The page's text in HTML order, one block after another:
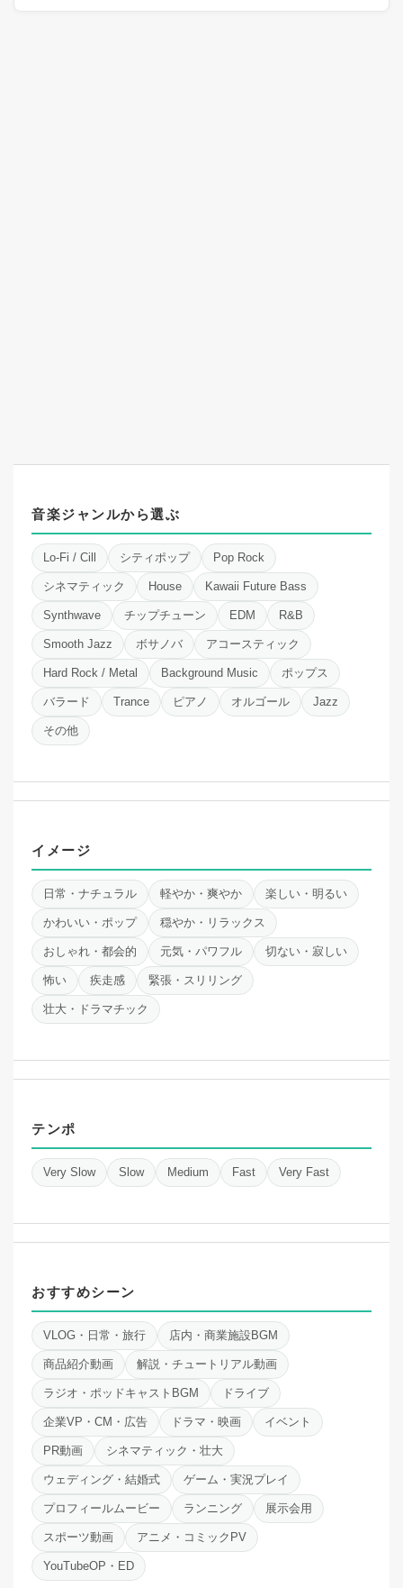
音楽ジャンルから選ぶ
Lo-Fi / Cill シティポップ Pop Rock
シネマティック House Kawaii Future Bass
Synthwave チップチューン EDM R&B
Smooth Jazz ボサノバ アコースティック
Hard Rock / Metal Background Music ポップス
バラード Trance ピアノ オルゴール Jazz
その他
イメージ
日常・ナチュラル 軽やか・爽やか 楽しい・明るい
かわいい・ポップ 穏やか・リラックス
おしゃれ・都会的 元気・パワフル 切ない・寂しい
怖い 疾走感 緊張・スリリング
壮大・ドラマチック
テンポ
Very Slow Slow Medium Fast Very Fast
おすすめシーン
VLOG・日常・旅行 店内・商業施設BGM
商品紹介動画 解説・チュートリアル動画
ラジオ・ポッドキャストBGM ドライブ
企業VP・CM・広告 ドラマ・映画 イベント
PR動画 シネマティック・壮大
ウェディング・結婚式 ゲーム・実況プレイ
プロフィールムービー ランニング 展示会用
スポーツ動画 アニメ・コミックPV
YouTubeOP・ED